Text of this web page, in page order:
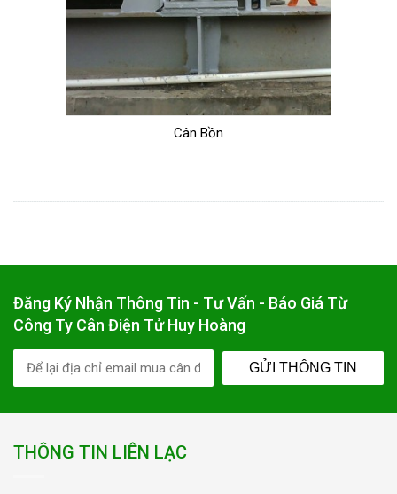
Đăng Ký Nhận Thông Tin - Tư Vấn - Báo Giá Từ
Công Ty Cân Điện Tử Huy Hoàng
GỬI THÔNG TIN
THÔNG TIN LIÊN LẠC
Cân Bồn